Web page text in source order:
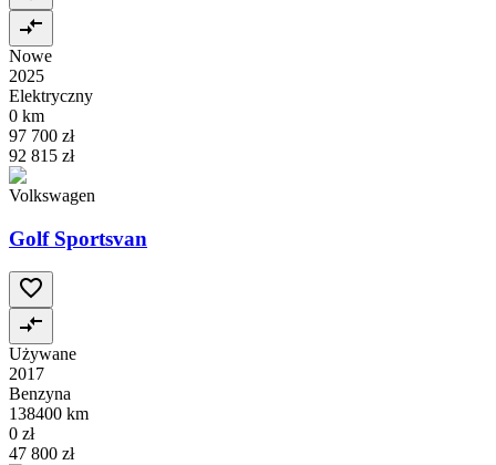
Nowe
2025
Elektryczny
0 km
97 700 zł
92 815 zł
Volkswagen
Golf Sportsvan
Używane
2017
Benzyna
138400 km
0 zł
47 800 zł